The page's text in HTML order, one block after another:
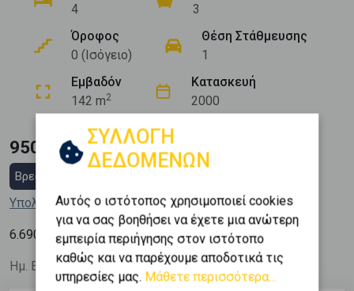
4
3
Όροφος
0 (Ισόγειο)
Θέση Στάθμευσης
1
Εμβαδόν
142 m2
Κατασκευή
2000
950.000 €
Βρες στεγαστικό δάνειο
Υπολόγισε τη δόση μου
6.690 € / m
Ημ. Ενημέρωσης: 23/05/26
ΣΥΛΛΟΓΗ
ΔΕΔΟΜΕΝΩΝ
Αυτός ο ιστότοπος χρησιμοποιεί cookies
για να σας βοηθήσει να έχετε μια ανώτερη
εμπειρία περιήγησης στον ιστότοπο
καθώς και να παρέχουμε αποδοτικά τις
υπηρεσίες μας. Μάθετε περισσότερα...